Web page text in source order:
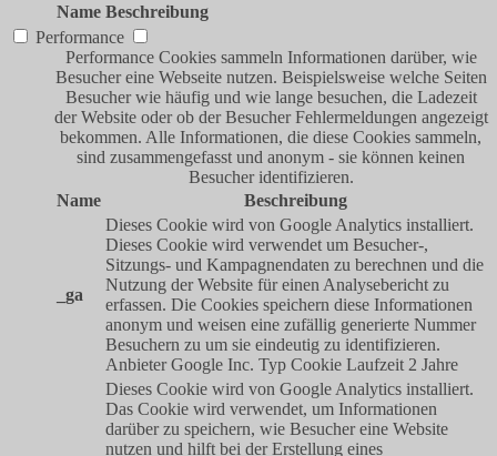
Name Beschreibung
Performance
Performance Cookies sammeln Informationen darüber, wie
Besucher eine Webseite nutzen. Beispielsweise welche Seiten
Besucher wie häufig und wie lange besuchen, die Ladezeit
der Website oder ob der Besucher Fehlermeldungen angezeigt
bekommen. Alle Informationen, die diese Cookies sammeln,
sind zusammengefasst und anonym - sie können keinen
Besucher identifizieren.
Name
Beschreibung
_ga
Dieses Cookie wird von Google Analytics installiert.
Dieses Cookie wird verwendet um Besucher-,
Sitzungs- und Kampagnendaten zu berechnen und die
Nutzung der Website für einen Analysebericht zu
erfassen. Die Cookies speichern diese Informationen
anonym und weisen eine zufällig generierte Nummer
Besuchern zu um sie eindeutig zu identifizieren.
Anbieter Google Inc. Typ Cookie Laufzeit 2 Jahre
Dieses Cookie wird von Google Analytics installiert.
Das Cookie wird verwendet, um Informationen
darüber zu speichern, wie Besucher eine Website
nutzen und hilft bei der Erstellung eines